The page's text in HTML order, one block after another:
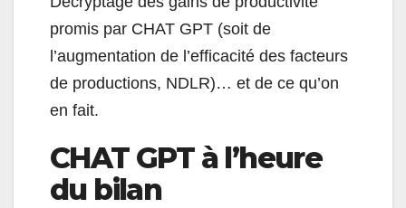
promis par CHAT GPT (soit de
l’augmentation de l’efficacité des facteurs
de productions, NDLR)… et de ce qu’on
en fait.
CHAT GPT à l’heure
du bilan